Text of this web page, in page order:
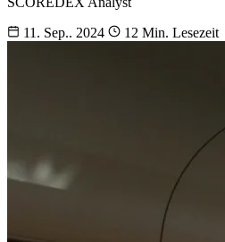
11. Sep.. 2024
12 Min. Lesezeit